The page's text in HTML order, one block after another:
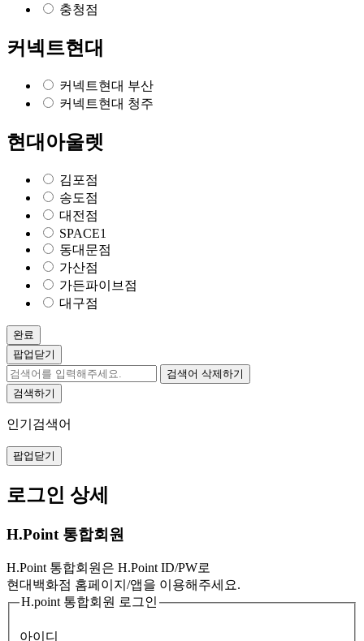
충청점
커넥트현대
커넥트현대 부산
커넥트현대 청주
현대아울렛
김포점
송도점
대전점
SPACE1
동대문점
가산점
가든파이브점
대구점
완료
팝업닫기
검색어 삭제하기
검색하기
인기검색어
팝업닫기
로그인 상세
H.Point 통합회원
H.Point 통합회원은 H.Point ID/PW로
현대백화점 홈페이지/앱을 이용해주세요.
H.point 통합회원 로그인
아이디